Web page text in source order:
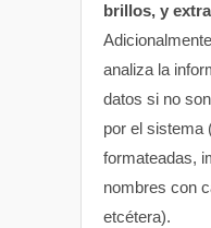
brillos, y
analiza la
datos si no
por el sistema
formateadas,
nombres con
etcétera).